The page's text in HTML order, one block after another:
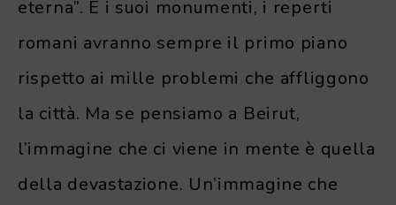
eterna”. E i suoi monumenti, i reperti
romani avranno sempre il primo piano
rispetto ai mille problemi che affliggono
la città. Ma se pensiamo a Beirut,
l’immagine che ci viene in mente è quella
della devastazione. Un’immagine che